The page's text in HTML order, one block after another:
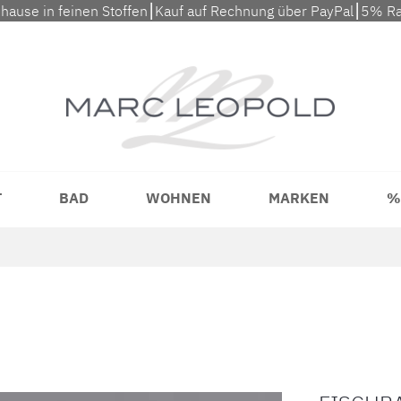
in feinen Stoffen⎮Kauf auf Rechnung über PayPal⎮5%
BAD WOHNEN MARKEN